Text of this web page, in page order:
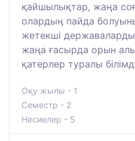
қайшылықтар, жаңа
олардың пайда
жетекші
жаңа ғасырда орын
қатерлер туралы
Оқу жылы - 1
Семестр - 2
Несиелер - 5